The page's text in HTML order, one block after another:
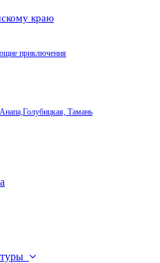
краю
приключения
Тамань